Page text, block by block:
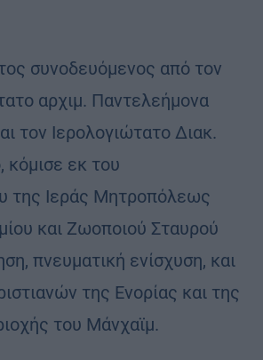
συνοδευόμενος από τον
αρχιμ. Παντελεήμονα
τον Ιερολογιώτατο Διακ.
εκ του
της Ιεράς Μητροπόλεως
και Ζωοποιού Σταυρού
πνευματική ενίσχυση, και
της Ενορίας και της
του Μάνχαϊμ.